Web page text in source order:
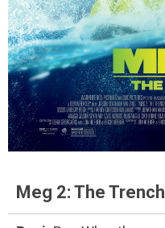
Meg 2: The Trench